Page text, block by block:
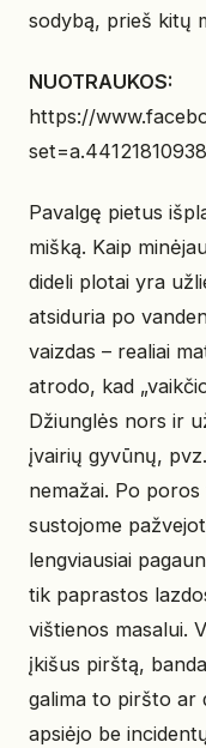
sodybą, prieš kitų
NUOTRAUKOS:
https://
Pavalgę pietus
mišką. Kaip
dideli plotai yra
atsiduria po
vaizdas – realiai
atrodo, kad
Džiunglės nors ir
įvairių gyvūnų,
nemažai. Po
sustojome
lengviausiai
tik paprastos
vištienos masalui.
įkišus pirštą,
galima to piršto ar
apsiėjo be